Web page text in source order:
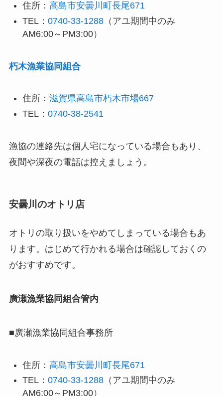
住所： 高島市安曇川町長尾671
TEL： 0740-33-1288（アユ期間中のみ
AM6:00～PM3:00）
朽木漁業協同組合
住所： 滋賀県高島市朽木市場667
TEL： 0740-38-2541
漁協の連絡先は個人宅になっている場合もあり、
夜間や深夜の電話は控えましょう。
安曇川のオトリ店
オトリの取り扱いをやめてしまっている場合もあ
ります。はじめて行かれる場合は確認しておくの
がおすすめです。
廣瀬漁業協同組合管内
■廣瀬漁業協同組合事務所
住所： 高島市安曇川町長尾671
TEL： 0740-33-1288（アユ期間中のみ
AM6:00～PM3:00）